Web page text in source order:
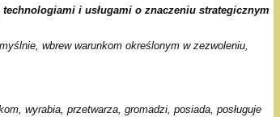
i usługami o znaczeniu strategicznym
wbrew warunkom określonym w zezwoleniu,
wyrabia, przetwarza, gromadzi, posiada, posługuje